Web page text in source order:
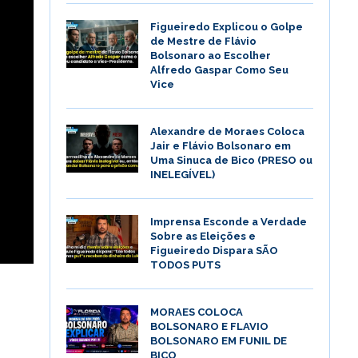
Figueiredo Explicou o Golpe
de Mestre de Flávio
Bolsonaro ao Escolher
Alfredo Gaspar Como Seu
Vice
Alexandre de Moraes Coloca
Jair e Flávio Bolsonaro em
Uma Sinuca de Bico (PRESO ou
INELEGÍVEL)
Imprensa Esconde a Verdade
Sobre as Eleições e
Figueiredo Dispara SÃO
TODOS PUTS
MORAES COLOCA
BOLSONARO E FLAVIO
BOLSONARO EM FUNIL DE
BICO